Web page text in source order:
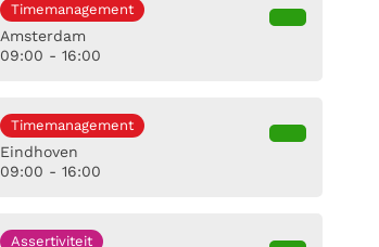
Timemanagement
Amsterdam
09:00 - 16:00
Timemanagement
Eindhoven
09:00 - 16:00
Assertiviteit